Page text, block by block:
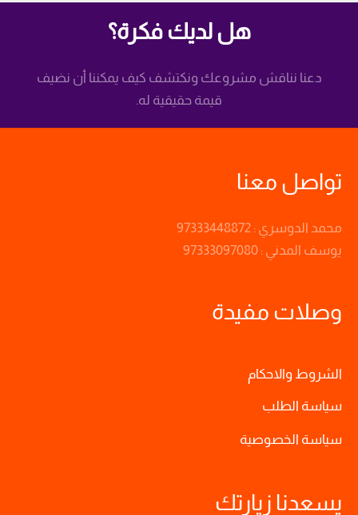
هل لديك فكرة؟
دعنا نناقش مشروعك ونكتشف كيف يمكننا أن نضيف
قيمة حقيقية له.
تواصل معنا
محمد الدوسري : 97333448872
يوسف المدني : 97333097080
وصلات مفيدة
الشروط والاحكام
سياسة الطلب
سياسة الخصوصية
يسعدنا زيارتك